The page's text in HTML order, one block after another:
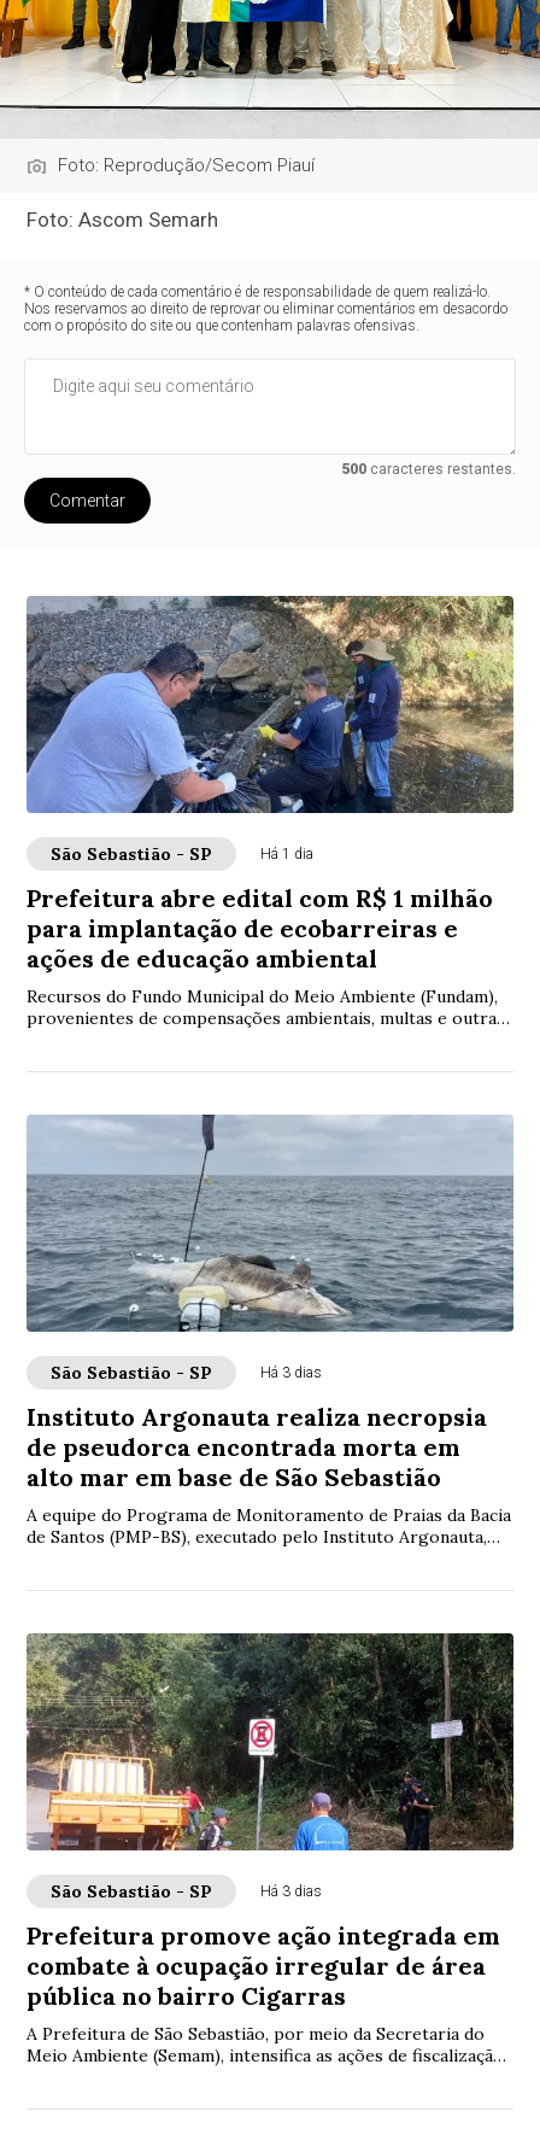
Foto: Reprodução/Secom Piauí
Foto: Ascom Semarh
* O conteúdo de cada comentário é de responsabilidade de quem realizá-lo.
Nos reservamos ao direito de reprovar ou eliminar comentários em desacordo
com o propósito do site ou que contenham palavras ofensivas.
500caracteres restantes.
Comentar
São Sebastião - SP Há 1 dia
Prefeitura abre edital com R$ 1 milhão
para implantação de ecobarreiras e
ações de educação ambiental
Recursos do Fundo Municipal do Meio Ambiente (Fundam),
provenientes de compensações ambientais, multas e outras
São Sebastião - SP Há 3 dias
Instituto Argonauta realiza necropsia
de pseudorca encontrada morta em
alto mar em base de São Sebastião
A equipe do Programa de Monitoramento de Praias da Bacia
de Santos (PMP-BS), executado pelo Instituto Argonauta,
São Sebastião - SP Há 3 dias
Prefeitura promove ação integrada em
combate à ocupação irregular de área
pública no bairro Cigarras
A Prefeitura de São Sebastião, por meio da Secretaria do
Meio Ambiente (Semam), intensifica as ações de fiscalização